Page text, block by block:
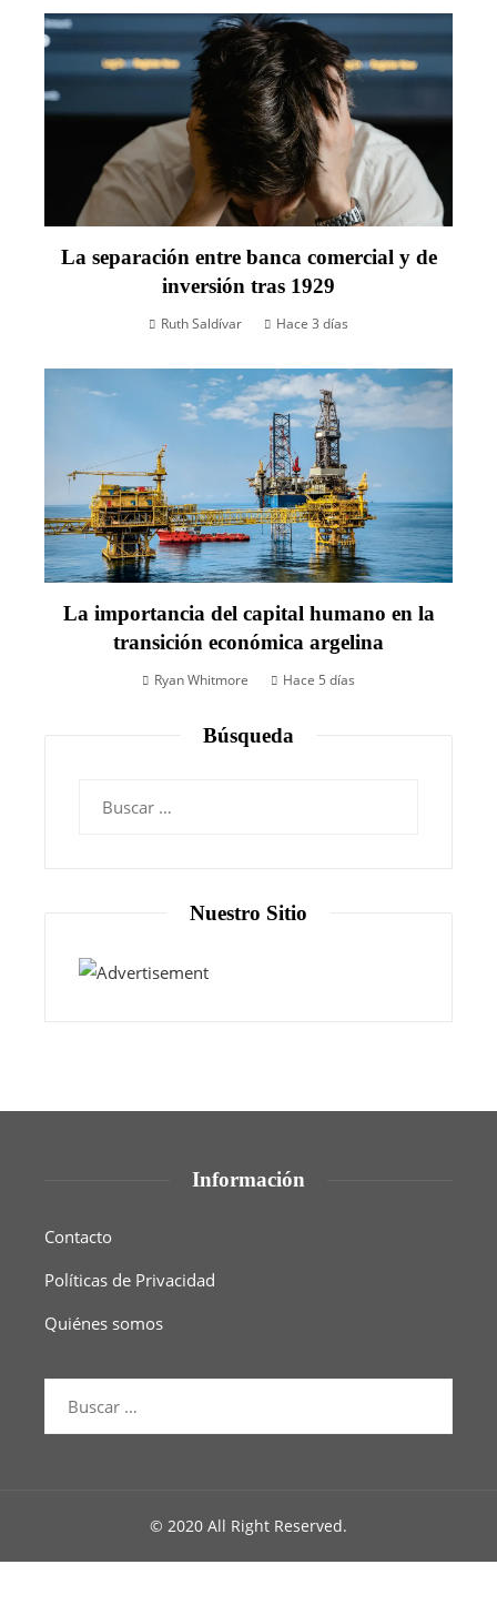
La separación entre banca comercial y de
inversión tras 1929
Ruth Saldívar Hace 3 días
La importancia del capital humano en la
transición económica argelina
Ryan Whitmore Hace 5 días
Búsqueda
Nuestro Sitio
Información
Contacto
Políticas de Privacidad
Quiénes somos
© 2020 All Right Reserved.